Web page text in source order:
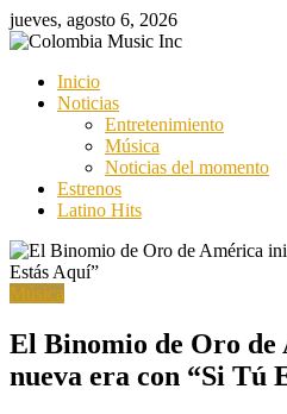
Saltar
al
jueves, agosto 6, 2026
Music
Music
Inicio
Noticias
Entretenimiento
Música
Noticias del momento
Estrenos
Latino Hits
Música
El Binomio de Oro
nueva era con “Si Tú